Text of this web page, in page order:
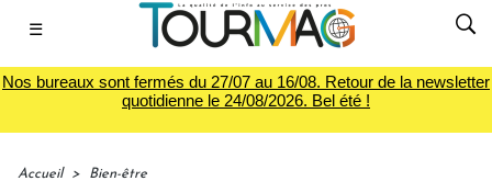
☰
Nos bureaux sont fermés du 27/07 au 16/08. Retour de la newsletter
quotidienne le 24/08/2026. Bel été !
Accueil > Bien-être